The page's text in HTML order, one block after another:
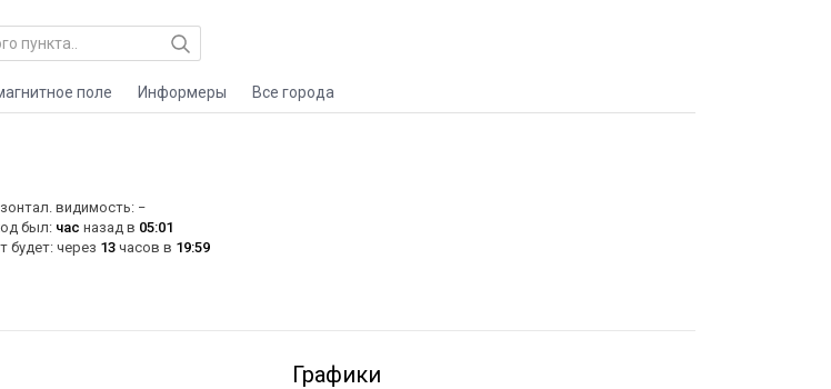
поле Информеры Все города
видимость: −
был: час назад в 05:01
будет: через 13 часов в 19:59
Графики